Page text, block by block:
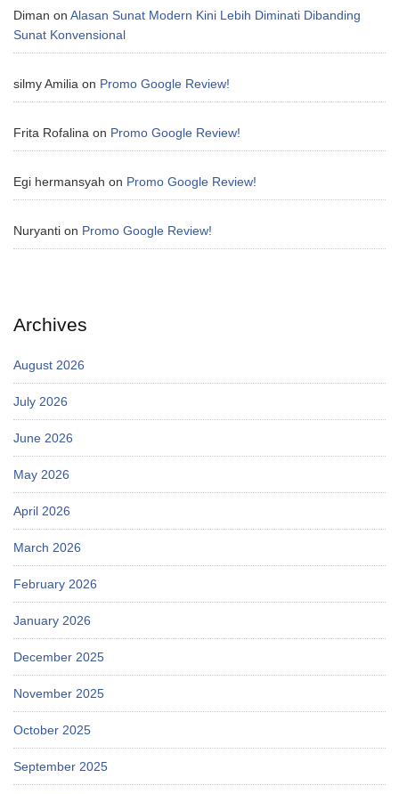
Diman on Alasan Sunat Modern Kini Lebih Diminati Dibanding
Sunat Konvensional
silmy Amilia on Promo Google Review!
Frita Rofalina on Promo Google Review!
Egi hermansyah on Promo Google Review!
Nuryanti on Promo Google Review!
Archives
August 2026
July 2026
June 2026
May 2026
April 2026
March 2026
February 2026
January 2026
December 2025
November 2025
October 2025
September 2025